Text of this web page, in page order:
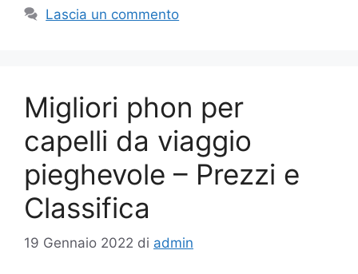
Lascia un commento
Migliori phon per
capelli da viaggio
pieghevole – Prezzi e
Classifica
19 Gennaio 2022 di admin